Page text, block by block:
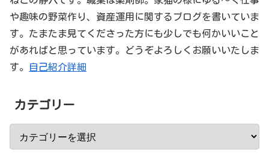
や趣味の野菜作り、資産運用に関するブログを書いていま
す。たまたま見てくださった方にも少しでも何かいいこと
があればと思っています。どうぞよろしくお願いいたしま
す。
自己紹介詳細
カテゴリー